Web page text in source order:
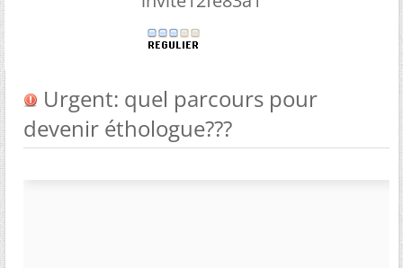
Urgent: quel parcours pour
devenir éthologue???